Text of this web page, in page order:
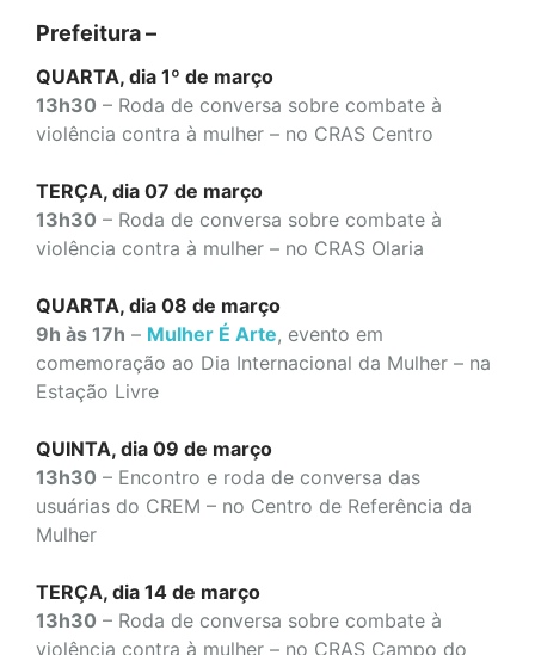
Prefeitura –
QUARTA, dia 1º de março
13h30 – Roda de conversa sobre combate à
violência contra à mulher – no CRAS Centro
TERÇA, dia 07 de março
13h30 – Roda de conversa sobre combate à
violência contra à mulher – no CRAS Olaria
QUARTA, dia 08 de março
9h às 17h – Mulher É Arte, evento em
comemoração ao Dia Internacional da Mulher – na
Estação Livre
QUINTA, dia 09 de março
13h30 – Encontro e roda de conversa das
usuárias do CREM – no Centro de Referência da
Mulher
TERÇA, dia 14 de março
13h30 – Roda de conversa sobre combate à
violência contra à mulher – no CRAS Campo do